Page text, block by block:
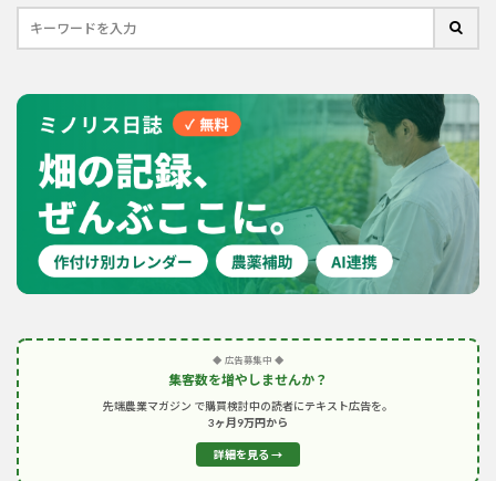
◆ 広告募集中 ◆
集客数を増やしませんか？
先端農業マガジン で購買検討中の読者にテキスト広告を。
3ヶ月9万円から
詳細を見る →